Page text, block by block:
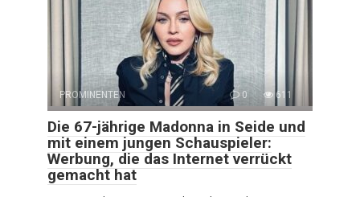
PROMINENTEN 0 611
Die 67-jährige Madonna in Seide und
mit einem jungen Schauspieler:
Werbung, die das Internet verrückt
gemacht hat